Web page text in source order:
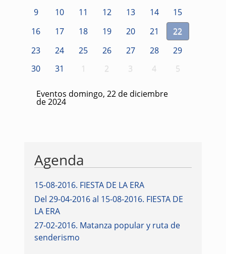
9
10 11 12 13 14
15
16
17 18 19 20 21
22
23
24 25 26 27 28
29
30
31 1 2 3 4 5
Eventos domingo, 22 de diciembre
de 2024
Agenda
15-08-2016. FIESTA DE LA ERA
Del 29-04-2016 al 15-08-2016. FIESTA DE
LA ERA
27-02-2016. Matanza popular y ruta de
senderismo